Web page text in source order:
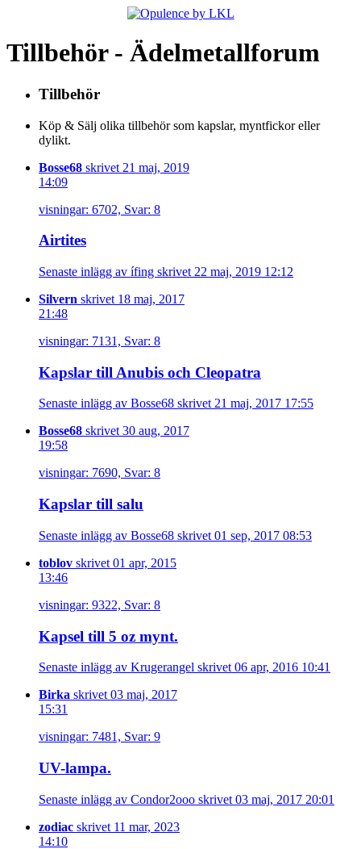
Tillbehör - Ädelmetallforum
Tillbehör
Köp & Sälj olika tillbehör som kapslar, myntfickor eller
dylikt.
Bosse68 skrivet 21 maj, 2019
14:09
visningar: 6702, Svar: 8
Airtites
Senaste inlägg av ífing skrivet 22 maj, 2019 12:12
Silvern skrivet 18 maj, 2017
21:48
visningar: 7131, Svar: 8
Kapslar till Anubis och Cleopatra
Senaste inlägg av Bosse68 skrivet 21 maj, 2017 17:55
Bosse68 skrivet 30 aug, 2017
19:58
visningar: 7690, Svar: 8
Kapslar till salu
Senaste inlägg av Bosse68 skrivet 01 sep, 2017 08:53
toblov skrivet 01 apr, 2015
13:46
visningar: 9322, Svar: 8
Kapsel till 5 oz mynt.
Senaste inlägg av Krugerangel skrivet 06 apr, 2016 10:41
Birka skrivet 03 maj, 2017
15:31
visningar: 7481, Svar: 9
UV-lampa.
Senaste inlägg av Condor2ooo skrivet 03 maj, 2017 20:01
zodiac skrivet 11 mar, 2023
14:10